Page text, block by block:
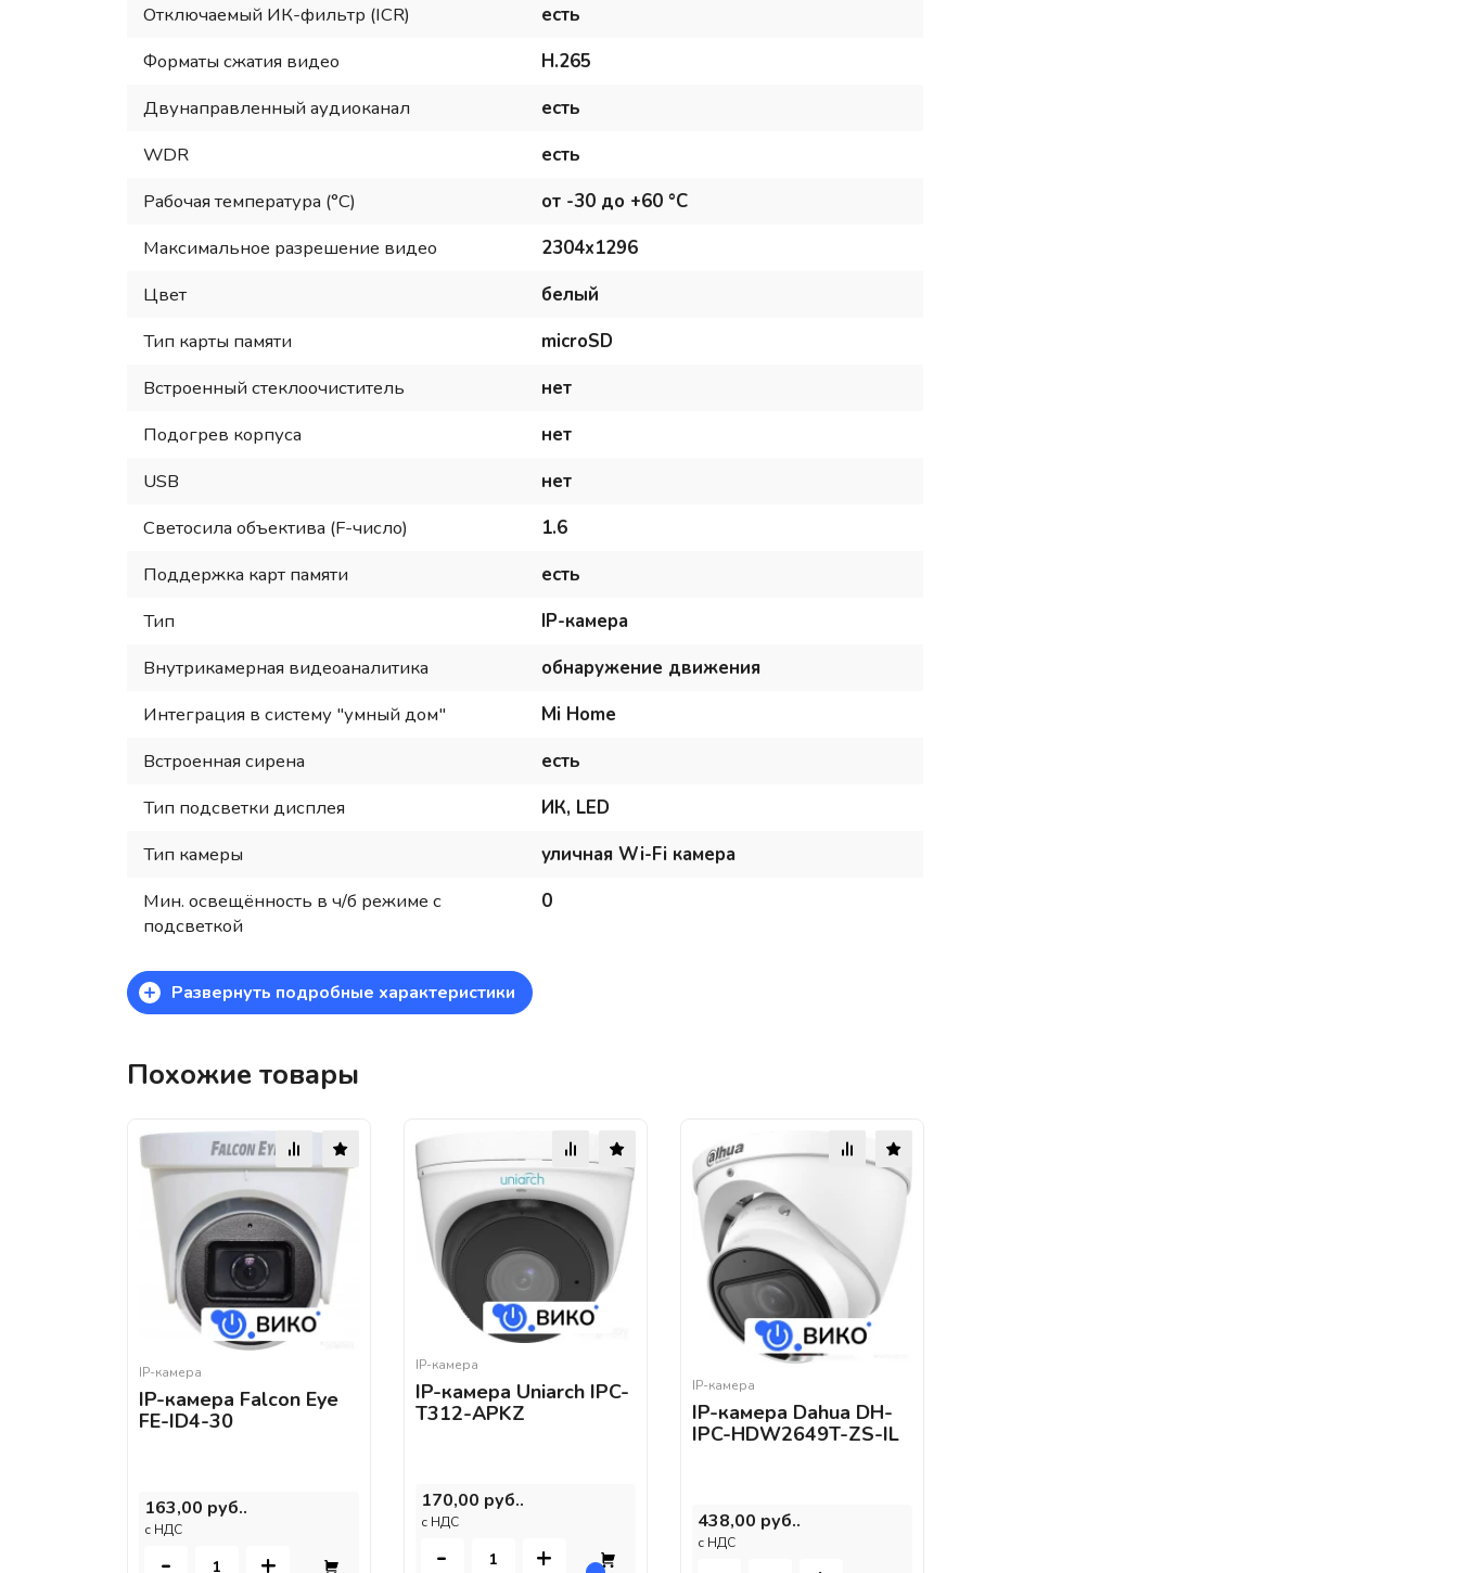
Отключаемый ИК-фильтр (ICR)
есть
Форматы сжатия видео
H.265
Двунаправленный аудиоканал
есть
WDR
есть
Рабочая температура (°С)
от -30 до +60 °С
Максимальное разрешение видео
2304x1296
Цвет
белый
Тип карты памяти
microSD
Встроенный стеклоочиститель
нет
Подогрев корпуса
нет
USB
нет
Светосила объектива (F-число)
1.6
Поддержка карт памяти
есть
Тип
IP-камера
Внутрикамерная видеоаналитика
обнаружение движения
Интеграция в систему "умный дом"
Mi Home
Встроенная сирена
есть
Тип подсветки дисплея
ИК, LED
Тип камеры
уличная Wi-Fi камера
Мин. освещённость в ч/б режиме с
подсветкой
0
+ Развернуть подробные характеристики
Похожие товары
IP-камера
IP-камера Falcon Eye
FE-ID4-30
163,00 руб..
c НДС
- +
IP-камера
IP-камера Uniarch IPC-
T312-APKZ
170,00 руб..
c НДС
- +
IP-камера
IP-камера Dahua DH-
IPC-HDW2649T-ZS-IL
438,00 руб..
c НДС